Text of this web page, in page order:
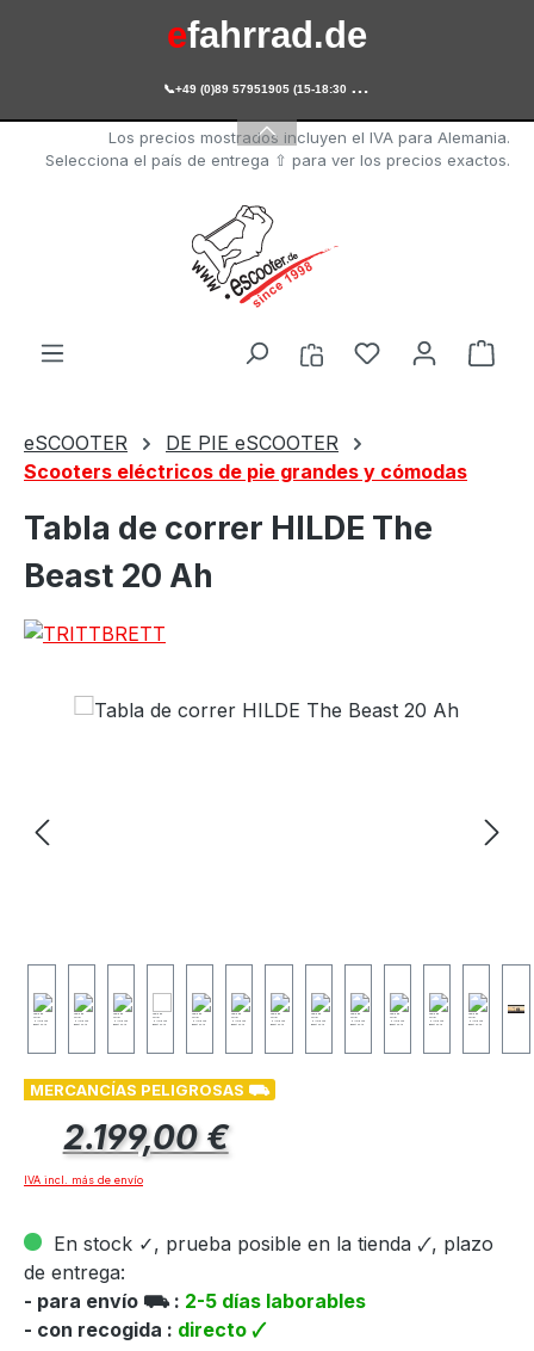
Saltar al contenido principal
escooter.de
efahrrad.de

+49 (0)89 57951905 (15-18:30 Uhr)
Los precios mostrados incluyen el IVA para Alemania.
Selecciona el país de entrega ⇧ para ver los precios exactos.
Tienes 0 El
eSCOOTER
DE PIE eSCOOTER
Scooters eléctricos de pie grandes y cómodas
Tabla de correr HILDE The
Beast 20 Ah
MERCANCÍAS PELIGROSAS ⛟
Precio normal:
2.199,00 €
IVA incl. más de envío
En stock ✓, prueba posible en la tienda 🗸, plazo
de entrega:
- para envío ⛟ : 2-5 días laborables
- con recogida : directo 🗸